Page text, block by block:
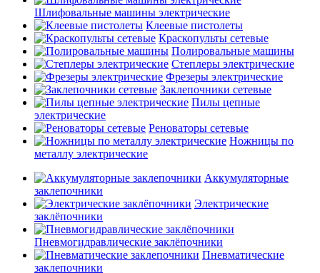
Шлифовальные машины электрические
Клеевые пистолеты
Краскопульты сетевые
Полировальные машины
Степлеры электрические
Фрезеры электрические
Заклепочники сетевые
Пилы цепные
электрические
Реноваторы сетевые
Ножницы по
металлу электрические
Аккумуляторные
заклепочники
Электрические
заклёпочники
Пневмогидравлические заклёпочники
Пневматические
заклепочники